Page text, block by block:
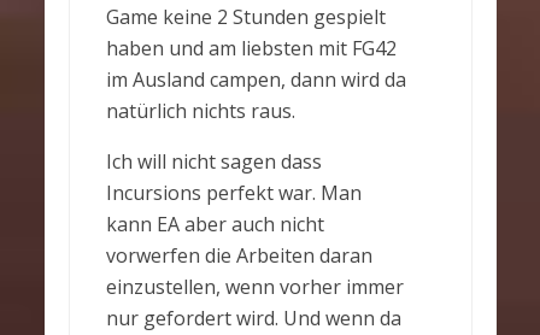
Game keine 2 Stunden gespielt
haben und am liebsten mit FG42
im Ausland campen, dann wird da
natürlich nichts raus.
Ich will nicht sagen dass
Incursions perfekt war. Man
kann EA aber auch nicht
vorwerfen die Arbeiten daran
einzustellen, wenn vorher immer
nur gefordert wird. Und wenn da